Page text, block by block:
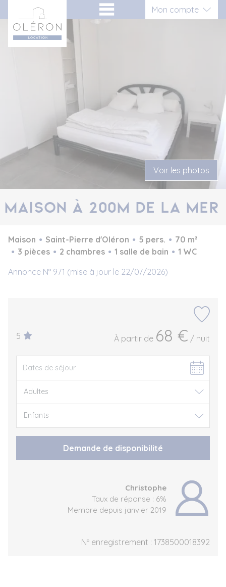
au
contenu
Mon compte
Voir les photos
Maison à 200m de la mer
Maison Saint-Pierre d'Oléron 5 pers.
70 m²
3 pièces
2 chambres 1 salle de bain
1 WC
Annonce N° 971 (mise à jour le 22/07/2026)
5 À partir de 68 € / nuit
Demande de disponibilité
Christophe
Taux de réponse : 6%
Membre depuis janvier 2019
Nº enregistrement : 1738500018392
Panneau de gestion des cookies